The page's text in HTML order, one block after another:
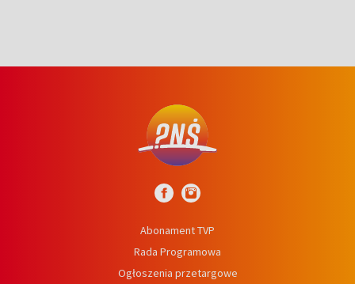
Abonament TVP
Rada Programowa
Ogłoszenia przetargowe